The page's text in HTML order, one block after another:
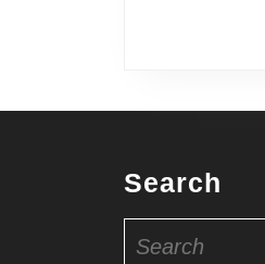
Search
for: